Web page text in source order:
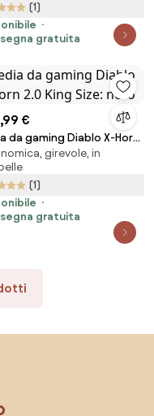
(1)
gratuita
€
da gaming Diablo X-Horn
Size: nerogirevole, in
(1)
gratuita